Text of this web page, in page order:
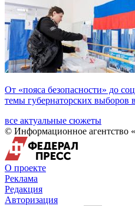
От «пояса безопасности» до
темы губернаторских
все актуальные сюжеты
© Информационное агентство
О проекте
Реклама
Редакция
Авторизация